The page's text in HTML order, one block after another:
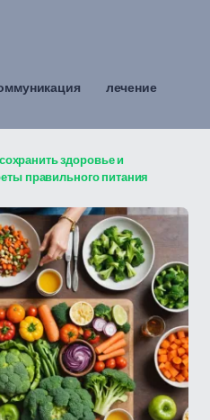
лечение
здоровье и
правильного питания